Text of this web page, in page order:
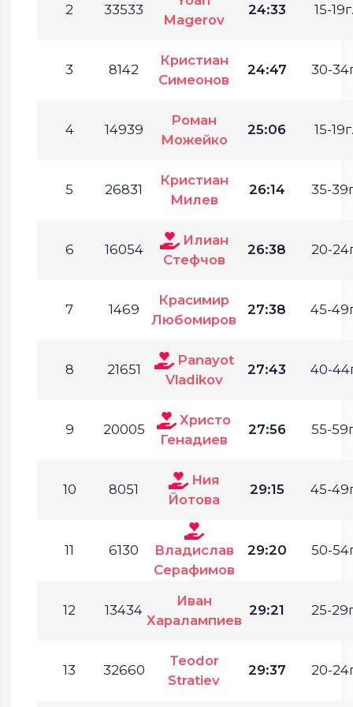
2 33533
Magerov
24:33 15-19г.
3 8142
Кристиан
Симеонов
24:47 30-
4 14939
Роман
Можейко
25:06 15-19г.
5 26831
Кристиан
Милев
26:14 35-
6 16054
Илиан
Стефчов
26:38 20-
7 1469
Красимир
Любомиров
27:38 45-
8 21651
Panayot
Vladikov
27:43 40-
9 20005
Христо
Генадиев
27:56 55-
10 8051
Ния
Йотова
29:15 45-
11 6130
Владислав
Серафимов
29:20 50-
12 13434
Иван
Харалампиев
29:21 25-
13 32660
Teodor
Stratiev
29:37 20-